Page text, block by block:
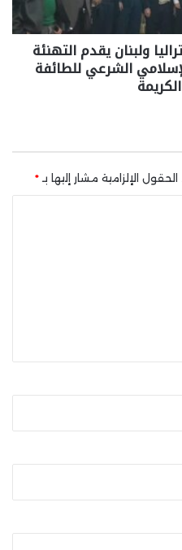
ولبنان يقدم التهنئة
الشرعي للطائفة
الحقول الإلزامية مشار إليها بـ*